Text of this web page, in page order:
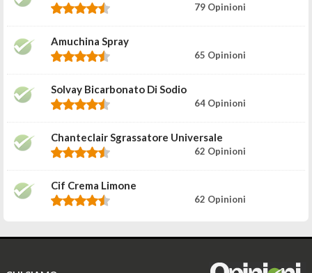
79 Opinioni
Amuchina Spray
65 Opinioni
Solvay Bicarbonato Di Sodio
64 Opinioni
Chanteclair Sgrassatore Universale
62 Opinioni
Cif Crema Limone
62 Opinioni